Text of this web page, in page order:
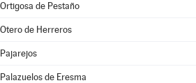
Ortigosa de Pestaño
Otero de Herreros
Pajarejos
Palazuelos de Eresma